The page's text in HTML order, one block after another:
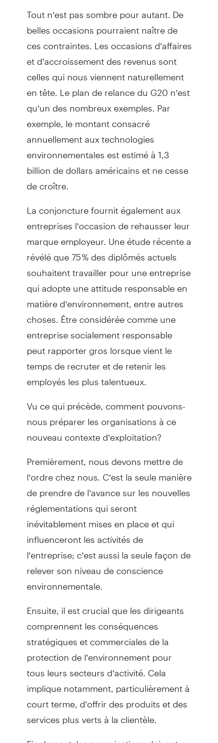
Tout n’est pas sombre pour autant. De
belles occasions pourraient naître de
ces contraintes. Les occasions d’affaires
et d’accroissement des revenus sont
celles qui nous viennent naturellement
en tête. Le plan de relance du G20 n’est
qu’un des nombreux exemples. Par
exemple, le montant consacré
annuellement aux technologies
environnementales est estimé à 1,3
billion de dollars américains et ne cesse
de croître.
La conjoncture fournit également aux
entreprises l’occasion de rehausser leur
marque employeur. Une étude récente a
révélé que 75 % des diplômés actuels
souhaitent travailler pour une entreprise
qui adopte une attitude responsable en
matière d’environnement, entre autres
choses. Être considérée comme une
entreprise socialement responsable
peut rapporter gros lorsque vient le
temps de recruter et de retenir les
employés les plus talentueux.
Vu ce qui précède, comment pouvons-
nous préparer les organisations à ce
nouveau contexte d’exploitation?
Premièrement, nous devons mettre de
l’ordre chez nous. C’est la seule manière
de prendre de l’avance sur les nouvelles
réglementations qui seront
inévitablement mises en place et qui
influenceront les activités de
l’entreprise; c’est aussi la seule façon de
relever son niveau de conscience
environnementale.
Ensuite, il est crucial que les dirigeants
comprennent les conséquences
stratégiques et commerciales de la
protection de l’environnement pour
tous leurs secteurs d’activité. Cela
implique notamment, particulièrement à
court terme, d’offrir des produits et des
services plus verts à la clientèle.